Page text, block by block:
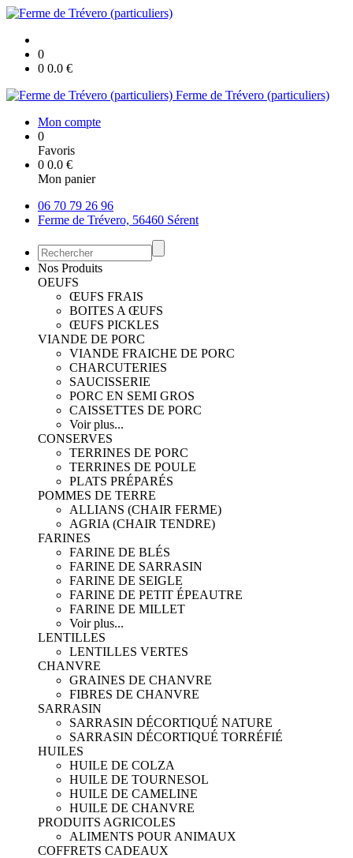
0
0 0.0 €
Ferme de Trévero (particuliers)
Mon compte
0
Favoris
0 0.0 €
Mon panier
06 70 79 26 96
Ferme de Trévero, 56460 Sérent
Nos Produits
OEUFS
ŒUFS FRAIS
BOITES A ŒUFS
ŒUFS PICKLES
VIANDE DE PORC
VIANDE FRAICHE DE PORC
CHARCUTERIES
SAUCISSERIE
PORC EN SEMI GROS
CAISSETTES DE PORC
Voir plus...
CONSERVES
TERRINES DE PORC
TERRINES DE POULE
PLATS PRÉPARÉS
POMMES DE TERRE
ALLIANS (CHAIR FERME)
AGRIA (CHAIR TENDRE)
FARINES
FARINE DE BLÉS
FARINE DE SARRASIN
FARINE DE SEIGLE
FARINE DE PETIT ÉPEAUTRE
FARINE DE MILLET
Voir plus...
LENTILLES
LENTILLES VERTES
CHANVRE
GRAINES DE CHANVRE
FIBRES DE CHANVRE
SARRASIN
SARRASIN DÉCORTIQUÉ NATURE
SARRASIN DÉCORTIQUÉ TORRÉFIÉ
HUILES
HUILE DE COLZA
HUILE DE TOURNESOL
HUILE DE CAMELINE
HUILE DE CHANVRE
PRODUITS AGRICOLES
ALIMENTS POUR ANIMAUX
COFFRETS CADEAUX